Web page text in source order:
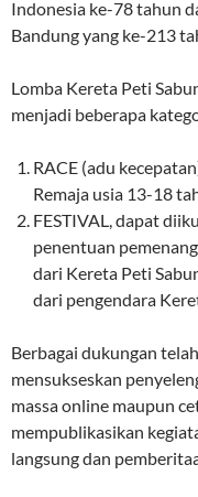
Indonesia ke-78 tahun
Bandung yang ke-213
Lomba Kereta Peti
menjadi beberapa
RACE (adu
Remaja usia 13-18
FESTIVAL, dapat
penentuan
dari Kereta Peti
dari pengendara
Berbagai dukungan
mensukseskan
massa online maupun
mempublikasikan
langsung dan